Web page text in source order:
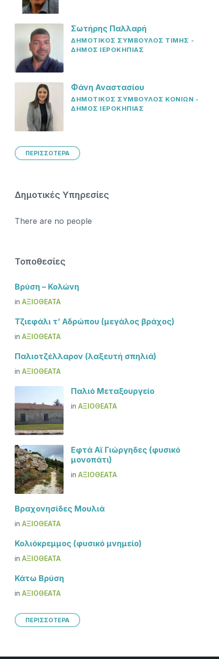
Σωτήρης Παλλαρή
ΔΗΜΟΤΙΚΟΣ ΣΥΜΒΟΥΛΟΣ ΤΙΜΗΣ -
ΔΗΜΟΣ ΙΕΡΟΚΗΠΙΑΣ
Φάνη Αναστασίου
ΔΗΜΟΤΙΚΟΣ ΣΥΜΒΟΥΛΟΣ ΚΟΝΙΩΝ -
ΔΗΜΟΣ ΙΕΡΟΚΗΠΙΑΣ
ΠΕΡΙΣΣΟΤΕΡΑ
Δημοτικές Υπηρεσίες
There are no people
Τοποθεσίες
Βρύση – Κολώνη
in ΑΞΙΟΘΈΑΤΑ
Τζιεφάλι τ’ Αδρώπου (μεγάλος βράχος)
in ΑΞΙΟΘΈΑΤΑ
Παλιοτζέλλαρον (λαξευτή σπηλιά)
in ΑΞΙΟΘΈΑΤΑ
Παλιό Μεταξουργείο
in ΑΞΙΟΘΈΑΤΑ
Εφτά Αϊ Γιώργηδες (φυσικό
μονοπάτι)
in ΑΞΙΟΘΈΑΤΑ
Βραχονησίδες Μουλιά
in ΑΞΙΟΘΈΑΤΑ
Κολιόκρεμμος (φυσικό μνημείο)
in ΑΞΙΟΘΈΑΤΑ
Κάτω Βρύση
in ΑΞΙΟΘΈΑΤΑ
ΠΕΡΙΣΣΟΤΕΡΑ